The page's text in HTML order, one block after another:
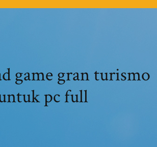
game gran turismo
pc full